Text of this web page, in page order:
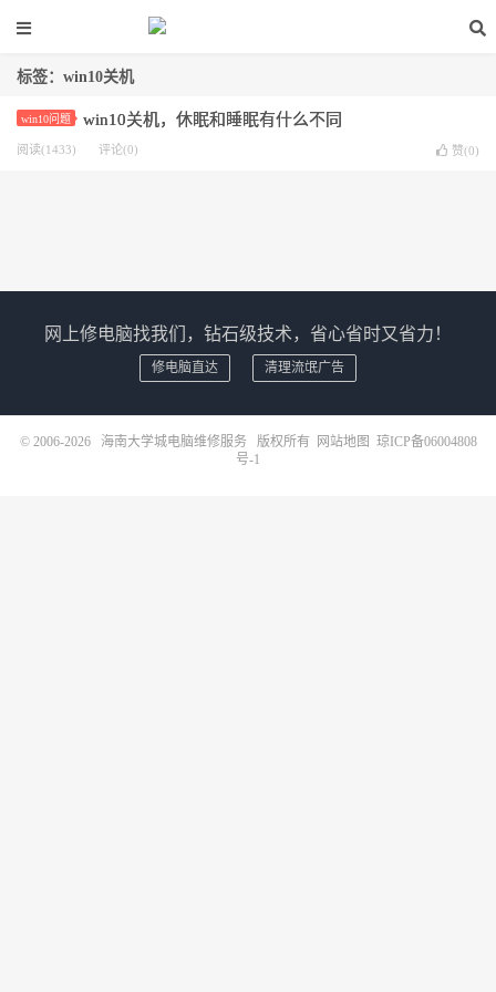
标签：win10关机
win10问题 win10关机，休眠和睡眠有什么不同
阅读(1433) 评论(0) 赞(0)
网上修电脑找我们，钻石级技术，省心省时又省力！
修电脑直达 清理流氓广告
© 2006-2026 海南大学城电脑维修服务 版权所有 网站地图 琼ICP备06004808
号-1